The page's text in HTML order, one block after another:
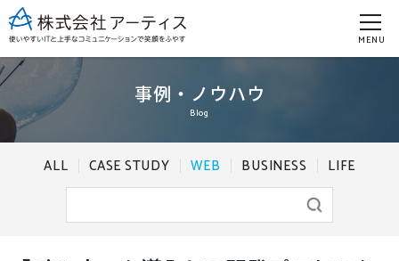
MENU
事例・ノウハウ
Blog
ALL CASE STUDY WEB BUSINESS LIFE